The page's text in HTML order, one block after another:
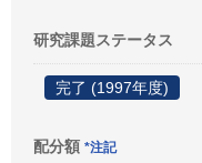
研究課題ステータス
完了 (1997年度)
配分額 *注記